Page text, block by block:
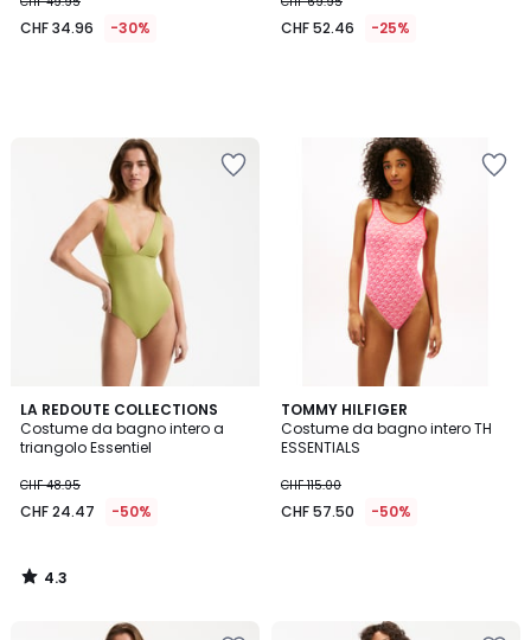
CHF 34.96 -30% CHF 52.46 -25%
LA REDOUTE COLLECTIONS
Costume da bagno intero a
triangolo Essentiel
CHF 48.95
CHF 24.47 -50%
4.3
/ 5
4.3
/
TOMMY HILFIGER
Costume da bagno intero TH
ESSENTIALS
CHF 115.00
CHF 57.50 -50%